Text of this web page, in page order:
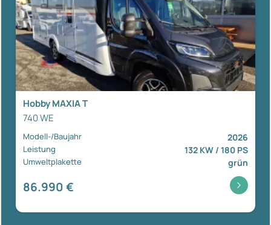
Hobby MAXIA T
740 WE
Modell-/Baujahr 2026
Leistung 132 KW / 180 PS
Umweltplakette grün
86.990 €